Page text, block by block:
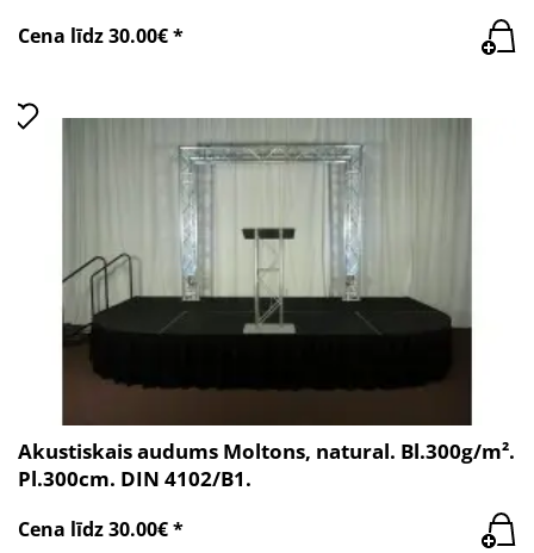
Cena līdz 30.00€ *
Akustiskais audums Moltons, natural. Bl.300g/m².
Pl.300cm. DIN 4102/B1.
Cena līdz 30.00€ *